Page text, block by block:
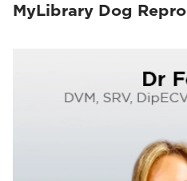
MyLibrary Dog Repro